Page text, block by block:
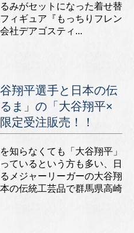
みがセットになった着せ替
ィギュア『もっちりフレン
社デアゴスティ...
翔平選手と日本の伝
ま」の「大谷翔平×
定受注販売！！
知らなくても「大谷翔平」
ているという方も多い、日
メジャーリーガーの大谷翔
の伝統工芸品で群馬県高崎